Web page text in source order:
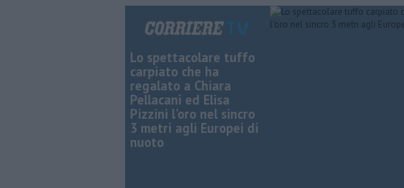
Lo spettacolare tuffo
carpiato che ha
regalato a Chiara
Pellacani ed Elisa
Pizzini l'oro nel sincro
3 metri agli Europei di
nuoto